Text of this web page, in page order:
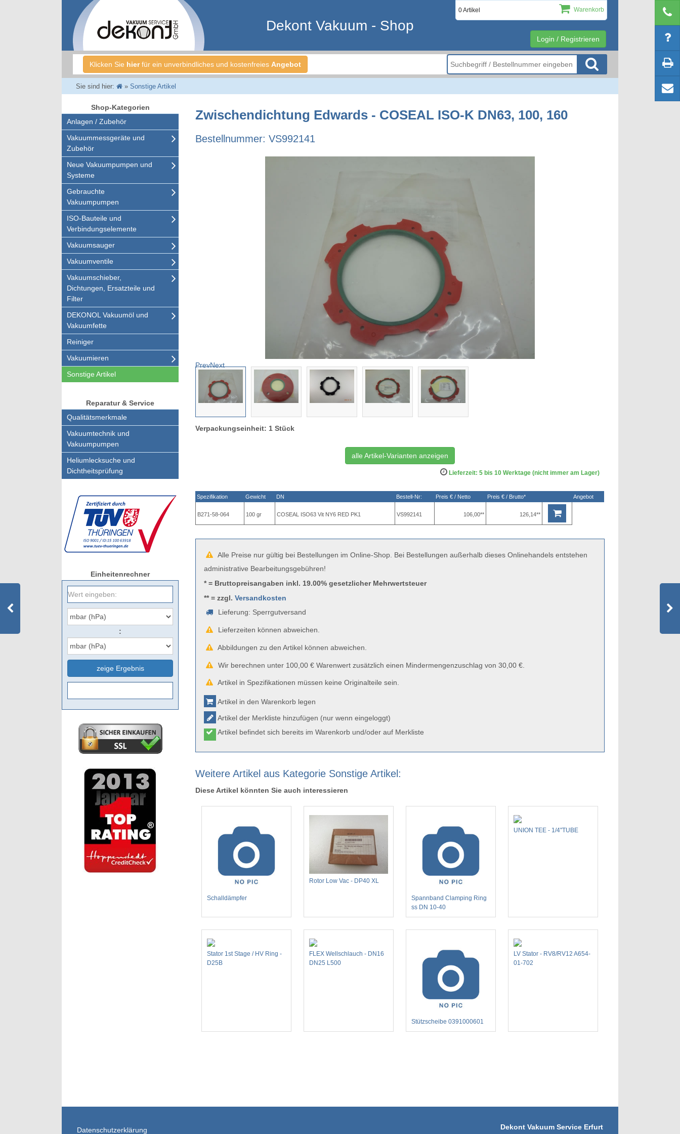
Login / Registrieren
0 Artikel Warenkorb
Dekont Vakuum - Shop
Klicken Sie hierfür ein unverbindliches und kostenfreies Angebot
Sie sind hier: » Sonstige Artikel
Shop-Kategorien
Anlagen / Zubehör
Vakuummessgeräte und
Zubehör
Neue Vakuumpumpen und
Systeme
Gebrauchte
Vakuumpumpen
ISO-Bauteile und
Verbindungselemente
Vakuumsauger
Vakuumventile
Vakuumschieber,
Dichtungen, Ersatzteile und
Filter
DEKONOL Vakuumöl und
Vakuumfette
Reiniger
Vakuumieren
Sonstige Artikel
Reparatur & Service
Qualitätsmerkmale
Vakuumtechnik und
Vakuumpumpen
Heliumlecksuche und
Dichtheitsprüfung
Einheitenrechner
:
zeige Ergebnis
Zwischendichtung Edwards - COSEAL ISO-K DN63, 100, 160
Bestellnummer: VS992141
PrevNext
Verpackungseinheit: 1 Stück
alle Artikel-Varianten anzeigen
Lieferzeit: 5 bis 10 Werktage (nicht immer am Lager)
Spezifikation Gewicht DN Bestell-Nr: Preis € / Netto Preis € / Brutto* Angebot
B271-58-064 100 gr COSEAL ISO63 Vit NY6 RED PK1 VS992141 106,00** 126,14**
Alle Preise nur gültig bei Bestellungen im Online-Shop. Bei Bestellungen außerhalb dieses Onlinehandels entstehen
administrative Bearbeitungsgebühren!
* = Bruttopreisangaben inkl. 19.00% gesetzlicher Mehrwertsteuer
** = zzgl.Versandkosten
Lieferung: Sperrgutversand
Lieferzeiten können abweichen.
Abbildungen zu den Artikel können abweichen.
Wir berechnen unter 100,00 € Warenwert zusätzlich einen Mindermengenzuschlag von 30,00 €.
Artikel in Spezifikationen müssen keine Originalteile sein.
Artikel in den Warenkorb legen
Artikel der Merkliste hinzufügen (nur wenn eingeloggt)
Artikel befindet sich bereits im Warenkorb und/oder auf Merkliste
Weitere Artikel aus Kategorie Sonstige Artikel:
Diese Artikel könnten Sie auch interessieren
Schalldämpfer
Rotor Low Vac - DP40 XL
Spannband Clamping Ring
ss DN 10-40
UNION TEE - 1/4"TUBE
Stator 1st Stage / HV Ring -
D25B
FLEX Wellschlauch - DN16
DN25 L500
Stützscheibe 0391000601
LV Stator - RV8/RV12 A654-
01-702
Datenschutzerklärung
Dekont Vakuum Service Erfurt